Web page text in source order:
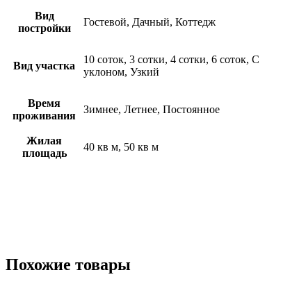
Вид
постройки
Гостевой, Дачный, Коттедж
Вид участка
10 соток, 3 сотки, 4 сотки, 6 соток, С
уклоном, Узкий
Время
проживания
Зимнее, Летнее, Постоянное
Жилая
площадь
40 кв м, 50 кв м
Похожие товары